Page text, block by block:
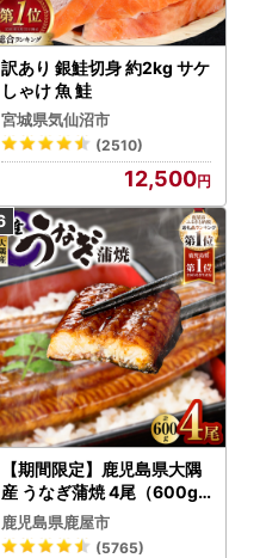
訳あり 銀鮭切身 約2kg サケ
しゃけ 魚 鮭
宮城県気仙沼市
(2510)
12,500
【期間限定】鹿児島県大隅
産 うなぎ蒲焼 4尾（600g
） KN007-004-04-cp18
うなぎ 鰻 魚 惣菜 総菜
鹿児島県鹿屋市
(5765)